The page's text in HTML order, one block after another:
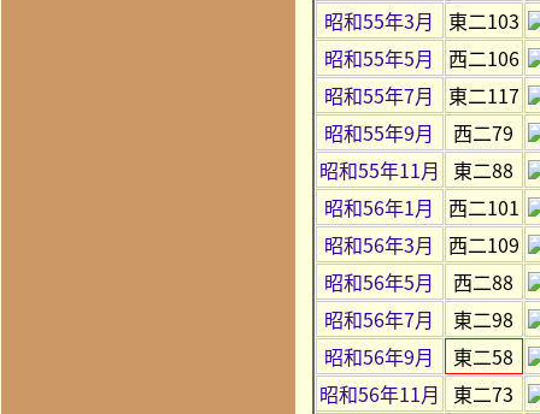
昭和55年3月
東二103
昭和55年5月
西二106
昭和55年7月
東二117
昭和55年9月
西二79
昭和55年11月 東二88
昭和56年1月
西二101
昭和56年3月
西二109
昭和56年5月
西二88
昭和56年7月
東二98
昭和56年9月
東二58
昭和56年11月 東二73